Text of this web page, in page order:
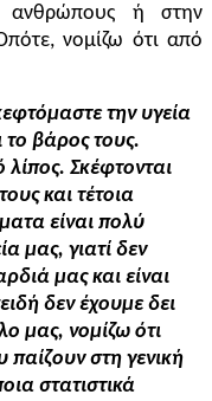
ανθρώπους ή στην
νομίζω ότι από
την υγεία
βάρος τους.
λίπος. Σκέφτονται
και τέτοια
είναι πολύ
μας, γιατί δεν
μας και είναι
δεν έχουμε δει
μας, νομίζω ότι
στη γενική
στατιστικά